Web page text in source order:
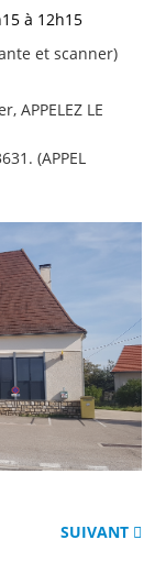
à 12h15
et scanner)
APPELEZ LE
(APPEL
SUIVANT